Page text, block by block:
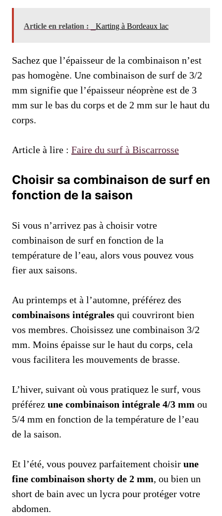
Article en relation : Karting à Bordeaux lac
Sachez que l’épaisseur de la combinaison n’est
pas homogène. Une combinaison de surf de 3/2
mm signifie que l’épaisseur néoprène est de 3
mm sur le bas du corps et de 2 mm sur le haut du
corps.
Article à lire : Faire du surf à Biscarrosse
Choisir sa combinaison de surf en
fonction de la saison
Si vous n’arrivez pas à choisir votre
combinaison de surf en fonction de la
température de l’eau, alors vous pouvez vous
fier aux saisons.
Au printemps et à l’automne, préférez des
combinaisons intégrales qui couvriront bien
vos membres. Choisissez une combinaison 3/2
mm. Moins épaisse sur le haut du corps, cela
vous facilitera les mouvements de brasse.
L’hiver, suivant où vous pratiquez le surf, vous
préférez une combinaison intégrale 4/3 mm ou
5/4 mm en fonction de la température de l’eau
de la saison.
Et l’été, vous pouvez parfaitement choisir une
fine combinaison shorty de 2 mm, ou bien un
short de bain avec un lycra pour protéger votre
abdomen.